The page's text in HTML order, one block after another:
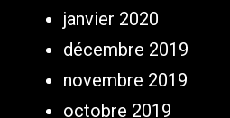
janvier 2020
décembre 2019
novembre 2019
octobre 2019